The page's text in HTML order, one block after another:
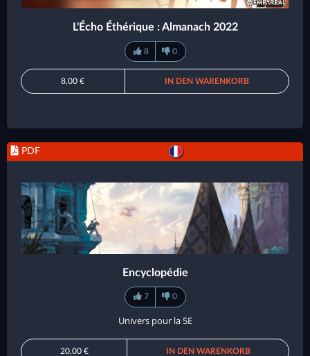
L'Écho Éthérique : Almanach 2022
8 0
8,00 € IN DEN WARENKORB
PDF
Encyclopédie
7 0
Univers pour la 5E
20,00 € IN DEN WARENKORB